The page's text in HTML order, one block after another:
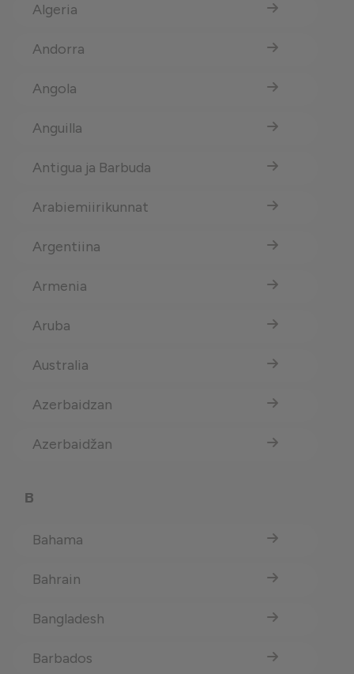
Algeria
Andorra
Angola
Anguilla
Antigua ja Barbuda
Arabiemiirikunnat
Argentiina
Armenia
Aruba
Australia
Azerbaidzan
Azerbaidžan
B
Bahama
Bahrain
Bangladesh
Barbados